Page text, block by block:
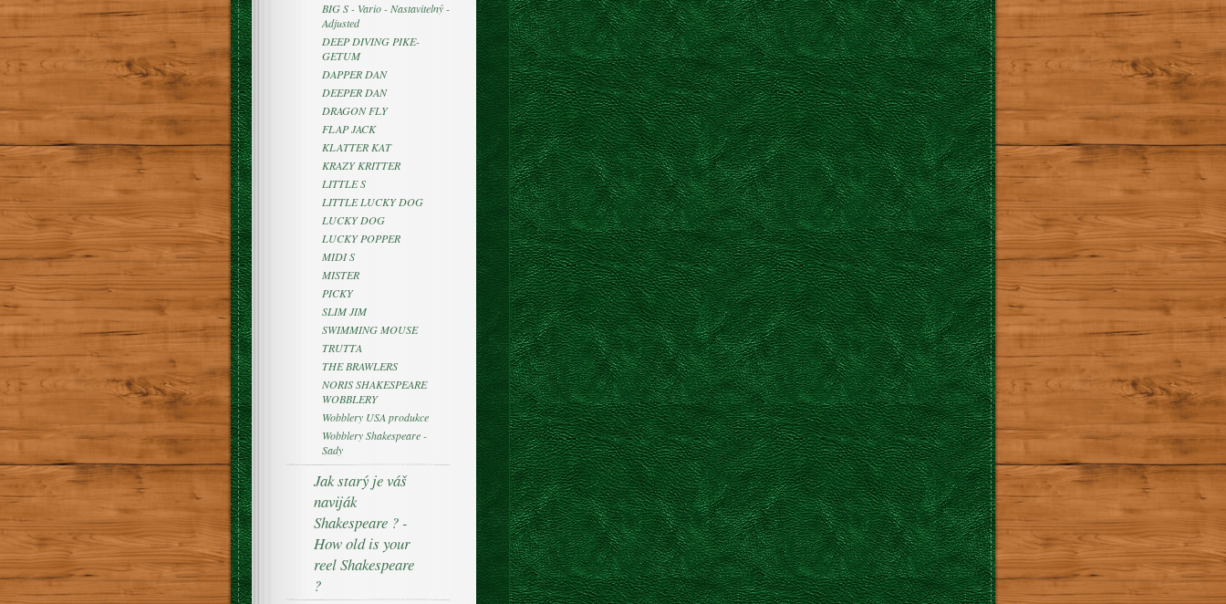
BIG S - Vario - Nastavitelný -
Adjusted
DEEP DIVING PIKE-
GETUM
DAPPER DAN
DEEPER DAN
DRAGON FLY
FLAP JACK
KLATTER KAT
KRAZY KRITTER
LITTLE S
LITTLE LUCKY DOG
LUCKY DOG
LUCKY POPPER
MIDI S
MISTER
PICKY
SLIM JIM
SWIMMING MOUSE
TRUTTA
THE BRAWLERS
NORIS SHAKESPEARE
WOBBLERY
Wobblery USA produkce
Wobblery Shakespeare -
Sady
Jak starý je váš
naviják
Shakespeare ? -
How old is your
reel Shakespeare
?